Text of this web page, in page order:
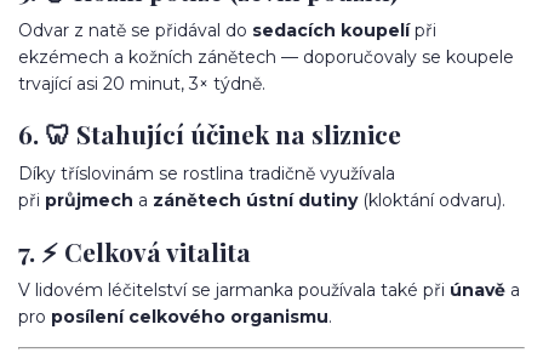
Odvar z natě se přidával do sedacích koupelípři
ekzémech a kožních zánětech — doporučovaly se koupele
trvající asi 20 minut, 3× týdně.
6. 🦷 Stahující účinek na sliznice
Díky tříslovinám se rostlina tradičně využívala
při průjmech a zánětech ústní dutiny(kloktání odvaru).
7. ⚡ Celková vitalita
V lidovém léčitelství se jarmanka používala také při únavě a
pro posílení celkového organismu.